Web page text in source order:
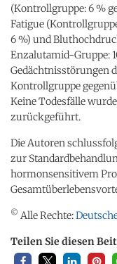
(Kontrollgruppe: 6 %
Fatigue
6 %) und
Enzalutamid-Gruppe:
Gedächtnisstörungen
Kontrollgruppe
Keine Todesfälle
zurückgeführt.
Die Autoren
zur
hormonsensitivem
© Alle Rechte:
Teilen Sie diesen